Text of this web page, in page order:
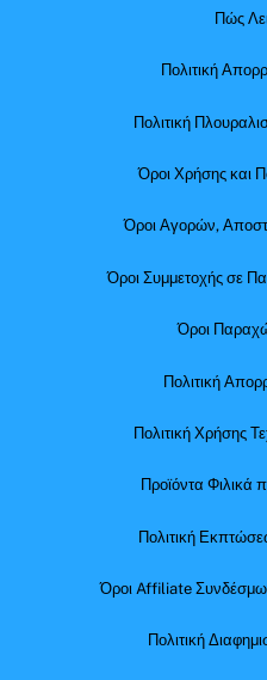
Πώς
Πολιτική
Πολιτική
Όροι Χρήσης και
Όροι Αγορών,
Όροι Συμμετοχής σε
Όροι
Πολιτική
Πολιτική Χρήσης
Προϊόντα Φιλικά
Πολιτική
Όροι Affiliate
Πολιτική